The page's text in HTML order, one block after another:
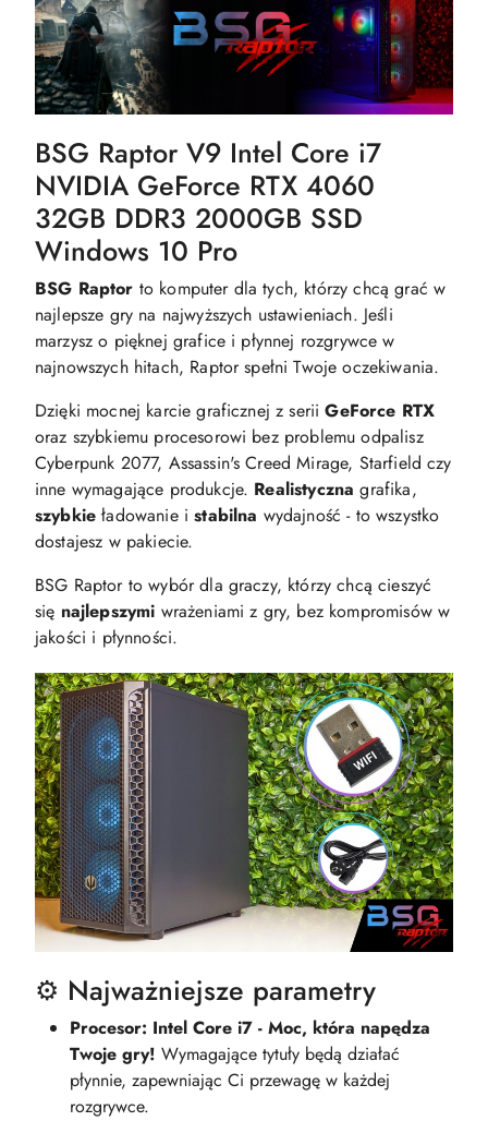
BSG Raptor V9 Intel Core i7
NVIDIA GeForce RTX 4060
32GB DDR3 2000GB SSD
Windows 10 Pro
BSG Raptor to komputer dla tych, którzy chcą grać w
najlepsze gry na najwyższych ustawieniach. Jeśli
marzysz o pięknej grafice i płynnej rozgrywce w
najnowszych hitach, Raptor spełni Twoje oczekiwania.
Dzięki mocnej karcie graficznej z seriiGeForce RTX
oraz szybkiemu procesorowi bez problemu odpalisz
Cyberpunk 2077, Assassin's Creed Mirage, Starfield czy
inne wymagające produkcje. Realistyczna grafika,
szybkie ładowanie istabilna wydajność - to wszystko
dostajesz w pakiecie.
BSG Raptor to wybór dla graczy, którzy chcą cieszyć
się najlepszymi wrażeniami z gry, bez kompromisów w
jakości i płynności.
⚙️ Najważniejsze parametry
Procesor: Intel Core i7 - Moc, która napędza
Twoje gry! Wymagające tytuły będą działać
płynnie, zapewniając Ci przewagę w każdej
rozgrywce.